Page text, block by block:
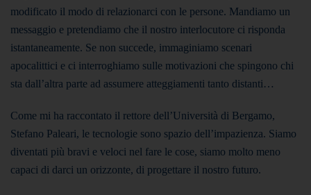
modificato il modo di relazionarci con le persone. Mandiamo un
messaggio e pretendiamo che il nostro interlocutore ci risponda
istantaneamente. Se non succede, immaginiamo scenari
apocalittici e ci interroghiamo sulle motivazioni che spingono chi
sta dall’altra parte ad assumere atteggiamenti tanto distanti…
Come mi ha raccontato il rettore dell’Università di Bergamo,
Stefano Paleari, le tecnologie sono spazio dell’impazienza. Siamo
diventati più bravi e veloci nel fare le cose, siamo molto meno
capaci di darci un orizzonte, di progettare il nostro futuro.